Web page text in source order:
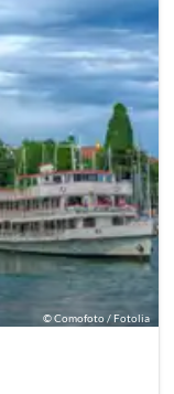
©Comofoto / Fotolia